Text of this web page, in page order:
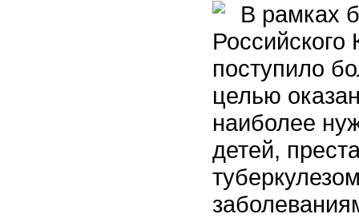
В рамках
Российского
поступило
целью
наиболее
детей,